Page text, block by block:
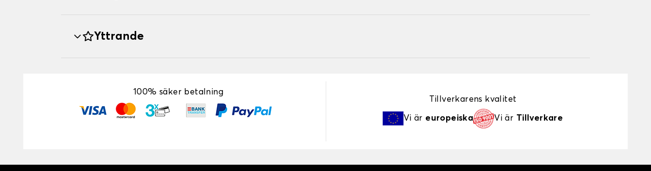
Yttrande
100% säker betalning
Tillverkarens kvalitet
Vi är europeiska Vi är Tillverkare